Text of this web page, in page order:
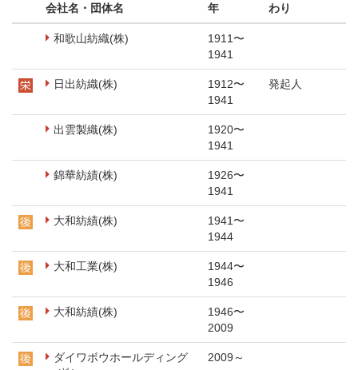
会社名・団体名
年
わり
和歌山紡織(株)
1911〜
1941
日出紡織(株)
1912〜
1941
発起人
出雲製織(株)
1920〜
1941
錦華紡績(株)
1926〜
1941
大和紡績(株)
1941〜
1944
大和工業(株)
1944〜
1946
大和紡績(株)
1946〜
2009
ダイワボウホールディング
2009～